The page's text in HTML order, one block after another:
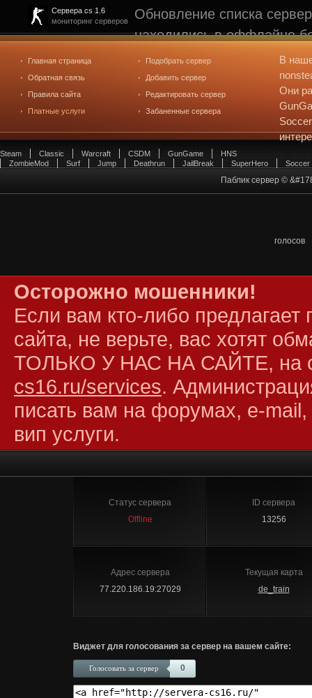
Сервера cs 1.6
мониторинг серверов
Обновление списка
находились в оффлайне
рейтинге не участвуют.
редактирования
.
Главная страница
Обратная связь
Правила сайта
Платные услуги
Подобрать сервер
Добавить сервер
Редактировать сервер
Забаненные сервера
В
Они
Steam Classic Warcraft CSDM GunGame
HNS
ZombieMod
Surf Jump Deathrun JailBreak SuperHero Soccer
Паблик сервер ©
голосов
Осторожно мошенники!
Если вам кто-либо
сайта, не верьте, вас хотят
ТОЛЬКО У НАС НА САЙТЕ, на
cs16.ru/services.
писать вам на форумах, e-mail,
вип услуги.
Статус сервера
Offline
ID сервера
13256
Адрес сервера
77.220.186.19:27029
Текущая карта
de_train
Виджет для голосования за сервер на вашем сайте:
0
Голосовать за сервер